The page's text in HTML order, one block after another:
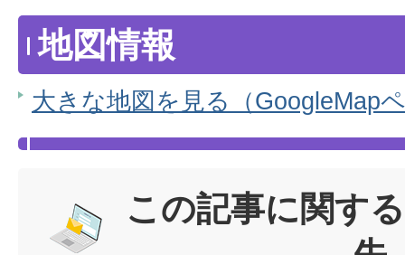
地図情報
大きな地図を見る（GoogleMap
この記事に関す